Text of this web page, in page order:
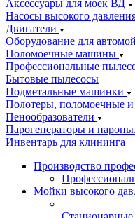
Аксессуары для моек ВД
Насосы высокого
Двигатели
Оборудование для
Поломоечные машины
Профессиональные
Бытовые пылесосы
Подметальные машинки
Полотеры, поломоечные
Пенообразователи
Парогенераторы и
Инвентарь для клининга
Производство
Мойки высокого